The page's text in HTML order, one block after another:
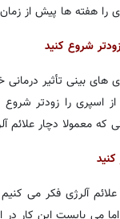
را هفته ها پیش از
بینی تأثیر درمانی
از اسپری را زودتر
معمولا دچار علائم
آلرژی فکر می
می بایست این کار در